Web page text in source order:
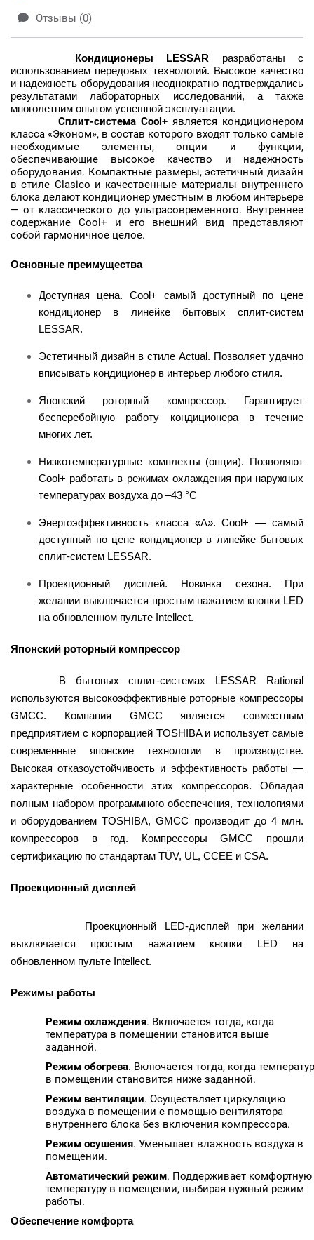
Отзывы (0)
Кондиционеры LESSAR разработаны с
использованием передовых технологий. Высокое качество
и надежность оборудования неоднократно подтверждались
результатами лабораторных исследований, а также
многолетним опытом успешной эксплуатации.
Сплит-система Cool+ является кондиционером
класса «Эконом», в состав которого входят только самые
необходимые элементы, опции и функции,
обеспечивающие высокое качество и надежность
оборудования. Компактные размеры, эстетичный дизайн
в стиле Clasico и качественные материалы внутреннего
блока делают кондиционер уместным в любом интерьере
— от классического до ультрасовременного. Внутреннее
содержание Cool+ и его внешний вид представляют
собой гармоничное целое.
Основные преимущества
Доступная цена. Cool+ самый доступный по цене
кондиционер в линейке бытовых сплит-систем
LESSAR.
Эстетичный дизайн в стиле Actual. Позволяет удачно
вписывать кондиционер в интерьер любого стиля.
Японский роторный компрессор. Гарантирует
бесперебойную работу кондиционера в течение
многих лет.
Низкотемпературные комплекты (опция). Позволяют
Cool+ работать в режимах охлаждения при наружных
температурах воздуха до –43 °С
Энергоэффективность класса «А». Cool+ — самый
доступный по цене кондиционер в линейке бытовых
сплит-систем LESSAR.
Проекционный дисплей. Новинка сезона. При
желании выключается простым нажатием кнопки LED
на обновленном пульте Intellect.
Японский роторный компрессор
В бытовых сплит-системах LESSAR Rational
используются высокоэффективные роторные компрессоры
GMCC. Компания GMCC является совместным
предприятием с корпорацией TOSHIBA и использует самые
современные японские технологии в производстве.
Высокая отказоустойчивость и эффективность работы —
характерные особенности этих компрессоров. Обладая
полным набором программного обеспечения, технологиями
и оборудованием TOSHIBA, GMCC производит до 4 млн.
компрессоров в год. Компрессоры GMCC прошли
сертификацию по стандартам TÜV, UL, CCEE и CSA.
Проекционный дисплей
Проекционный LED-дисплей при желании
выключается простым нажатием кнопки LED на
обновленном пульте Intellect.
Режимы работы
Режим охлаждения. Включается тогда, когда
температура в помещении становится выше
заданной.
Режим обогрева. Включается тогда, когда
в помещении становится ниже заданной.
Режим вентиляции. Осуществляет циркуляцию
воздуха в помещении с помощью вентилятора
внутреннего блока без включения компрессора.
Режим осушения. Уменьшает влажность воздуха в
помещении.
Автоматический режим. Поддерживает комфортную
температуру в помещении, выбирая нужный режим
работы.
Обеспечение комфорта